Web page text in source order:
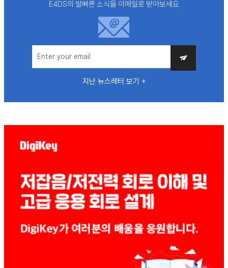
E4DS의 발빠른 소식을 이메일로 받아보세요
지난 뉴스레터 보기 +